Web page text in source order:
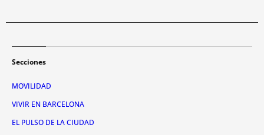
Secciones
MOVILIDAD
VIVIR EN BARCELONA
EL PULSO DE LA CIUDAD